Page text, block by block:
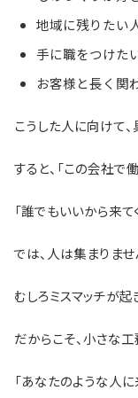
地域に残りたい
手に職をつけた
お客様と長く関
こうした人に向けて
すると、「この会社で
「誰でもいいから来て
では、人は集まりませ
むしろミスマッチが起
だからこそ、小さな工
「あなたのような人に